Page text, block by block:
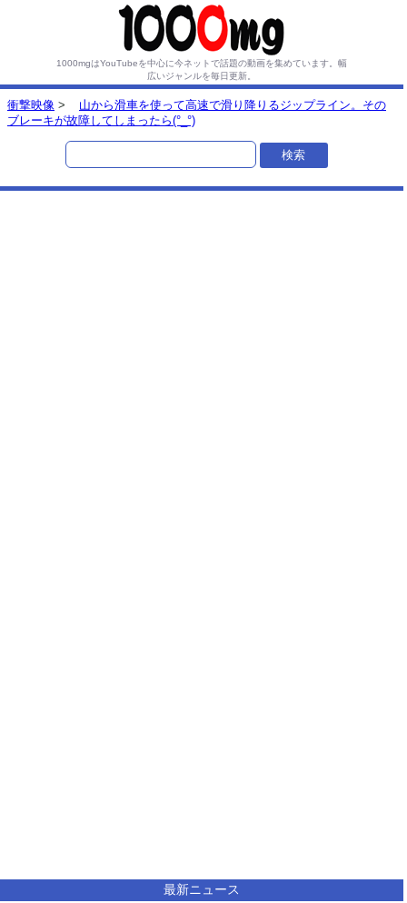
1000mgはYouTubeを中心に今ネットで話題の動画を集めています。 幅
広いジャンルを毎日更新。
衝撃映像 >
山から滑車を使って高速で滑り降りるジップライン。その
ブレーキが故障してしまったら(°_°)
最新ニュース